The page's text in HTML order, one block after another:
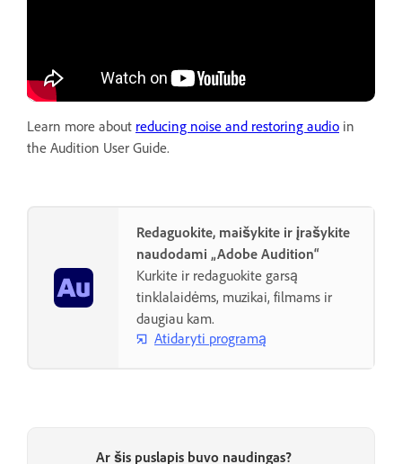
Learn more about reducing noise and restoring audio in
the Audition User Guide.
Redaguokite, maišykite ir įrašykite
naudodami „Adobe Audition“
Kurkite ir redaguokite garsą
tinklalaidėms, muzikai, filmams ir
daugiau kam.
Atidaryti programą
Ar šis puslapis buvo naudingas?